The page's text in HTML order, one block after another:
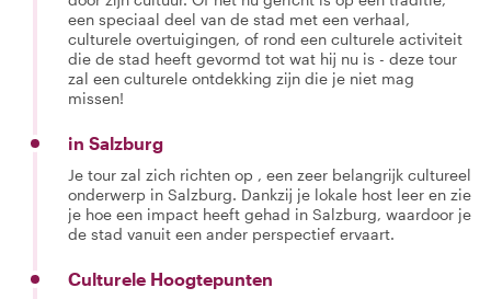
een speciaal deel van de stad met een verhaal,
culturele overtuigingen, of rond een culturele activiteit
die de stad heeft gevormd tot wat hij nu is - deze tour
zal een culturele ontdekking zijn die je niet mag
missen!
in Salzburg
Je tour zal zich richten op , een zeer belangrijk cultureel
onderwerp in Salzburg. Dankzij je lokale host leer en zie
je hoe een impact heeft gehad in Salzburg, waardoor je
de stad vanuit een ander perspectief ervaart.
Culturele Hoogtepunten